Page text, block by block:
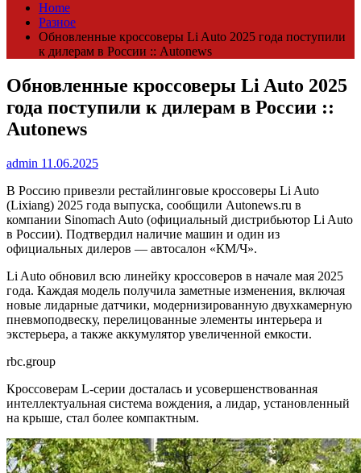
Home
Разное
Обновленные кроссоверы Li Auto 2025 года поступили
к дилерам в России :: Autonews
Обновленные кроссоверы Li Auto 2025
года поступили к дилерам в России ::
Autonews
admin 11.06.2025
В Россию привезли рестайлинговые кроссоверы Li Auto
(Lixiang) 2025 года выпуска, сообщили Autonews.ru в
компании Sinomach Auto (официальный дистрибьютор Li Auto
в России). Подтвердил наличие машин и один из
официальных дилеров — автосалон «КМ/Ч».
Li Auto обновил всю линейку кроссоверов в начале мая 2025
года. Каждая модель получила заметные изменения, включая
новые лидарные датчики, модернизированную двухкамерную
пневмоподвеску, перелицованные элементы интерьера и
экстерьера, а также аккумулятор увеличенной емкости.
rbc.group
Кроссоверам L-серии досталась и усовершенствованная
интеллектуальная система вождения, а лидар, установленный
на крыше, стал более компактным.